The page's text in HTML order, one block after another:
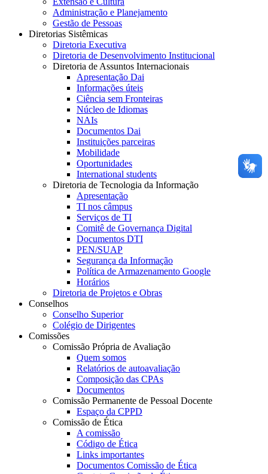
Administração e Planejamento
Gestão de Pessoas
Diretorias Sistêmicas
Diretoria Executiva
Diretoria de Desenvolvimento Institucional
Diretoria de Assuntos Internacionais
Apresentação Dai
Informações úteis
Ciência sem Fronteiras
Núcleo de Idiomas
NAIs
Documentos Dai
Instituições parceiras
Mobilidade
Oportunidades
International students
Diretoria de Tecnologia da Informação
Apresentação
TI nos câmpus
Serviços de TI
Comitê de Governança Digital
Documentos DTI
PEN/SUAP
Segurança da Informação
Política de Armazenamento Google
Horários
Diretoria de Projetos e Obras
Conselhos
Conselho Superior
Colégio de Dirigentes
Comissões
Comissão Própria de Avaliação
Quem somos
Relatórios de autoavaliação
Composição das CPAs
Documentos
Comissão Permanente de Pessoal Docente
Espaço da CPPD
Comissão de Ética
A comissão
Código de Ética
Links importantes
Documentos Comissão de Ética